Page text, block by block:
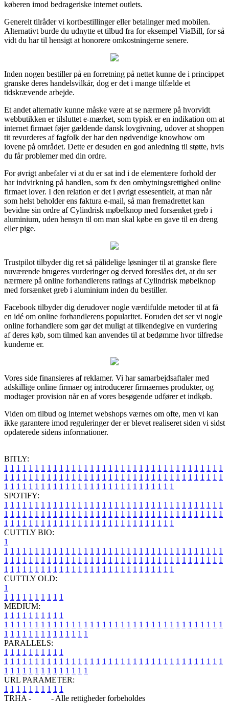
køberen imod bedrageriske internet outlets.
Generelt tilråder vi kortbestillinger eller betalinger med mobilen.
Alternativt burde du udnytte et tilbud fra for eksempel ViaBill, for så
vidt du har til hensigt at honorere omkostningerne senere.
Inden nogen bestiller på en forretning på nettet kunne de i princippet
granske deres handelsvilkår, dog er det i mange tilfælde et
tidskrævende arbejde.
Et andet alternativ kunne måske være at se nærmere på hvorvidt
webbutikken er tilsluttet e-mærket, som typisk er en indikation om at
internet firmaet føjer gældende dansk lovgivning, udover at shoppen
tit revurderes af fagfolk der har den nødvendige knowhow om
lovene på området. Dette er desuden en god anledning til støtte, hvis
du får problemer med din ordre.
For øvrigt anbefaler vi at du er sat ind i de elementære forhold der
har indvirkning på handlen, som fx den ombytningsrettighed online
firmaet lover. I den relation er det i øvrigt essesentielt, at man når
som helst beholder ens faktura e-mail, så man fremadrettet kan
bevidne sin ordre af Cylindrisk møbelknop med forsænket greb i
aluminium, uden hensyn til om man skal købe en gave til en dreng
eller pige.
Trustpilot tilbyder dig ret så pålidelige løsninger til at granske flere
nuværende brugeres vurderinger og derved foreslåes det, at du ser
nærmere på online forhandlerens ratings af Cylindrisk møbelknop
med forsænket greb i aluminium inden du bestiller.
Facebook tilbyder dig derudover nogle værdifulde metoder til at få
en idé om online forhandlerens popularitet. Foruden det ser vi nogle
online forhandlere som gør det muligt at tilkendegive en vurdering
af deres køb, som tilmed kan anvendes til at bedømme hvor tilfredse
kunderne er.
Vores side finansieres af reklamer. Vi har samarbejdsaftaler med
adskillige online firmaer og introducerer firmaernes produkter, og
modtager provision når en af vores besøgende udfører et indkøb.
Viden om tilbud og internet webshops værnes om ofte, men vi kan
ikke garantere imod reguleringer der er blevet realiseret siden vi sidst
opdaterede sidens informationer.
BITLY:
1 1 1 1 1 1 1 1 1 1 1 1 1 1 1 1 1 1 1 1 1 1 1 1 1 1 1 1 1 1 1 1 1 1 1 1
1 1 1 1 1 1 1 1 1 1 1 1 1 1 1 1 1 1 1 1 1 1 1 1 1 1 1 1 1 1 1 1 1 1 1 1
1 1 1 1 1 1 1 1 1 1 1 1 1 1 1 1 1 1 1 1 1 1 1 1 1 1 1 1
SPOTIFY:
1 1 1 1 1 1 1 1 1 1 1 1 1 1 1 1 1 1 1 1 1 1 1 1 1 1 1 1 1 1 1 1 1 1 1 1
1 1 1 1 1 1 1 1 1 1 1 1 1 1 1 1 1 1 1 1 1 1 1 1 1 1 1 1 1 1 1 1 1 1 1 1
1 1 1 1 1 1 1 1 1 1 1 1 1 1 1 1 1 1 1 1 1 1 1 1 1 1 1 1
CUTTLY BIO:
1
1 1 1 1 1 1 1 1 1 1 1 1 1 1 1 1 1 1 1 1 1 1 1 1 1 1 1 1 1 1 1 1 1 1 1 1
1 1 1 1 1 1 1 1 1 1 1 1 1 1 1 1 1 1 1 1 1 1 1 1 1 1 1 1 1 1 1 1 1 1 1 1
1 1 1 1 1 1 1 1 1 1 1 1 1 1 1 1 1 1 1 1 1 1 1 1 1 1 1 1
CUTTLY OLD:
1
1 1 1 1 1 1 1 1 1 1
MEDIUM:
1 1 1 1 1 1 1 1 1 1
1 1 1 1 1 1 1 1 1 1 1 1 1 1 1 1 1 1 1 1 1 1 1 1 1 1 1 1 1 1 1 1 1 1 1 1
1 1 1 1 1 1 1 1 1 1 1 1 1 1
PARALLELS:
1 1 1 1 1 1 1 1 1 1
1 1 1 1 1 1 1 1 1 1 1 1 1 1 1 1 1 1 1 1 1 1 1 1 1 1 1 1 1 1 1 1 1 1 1 1
1 1 1 1 1 1 1 1 1 1 1 1 1 1
URL PARAMETER:
1 1 1 1 1 1 1 1 1 1
TRHA -
- Alle rettigheder forbeholdes